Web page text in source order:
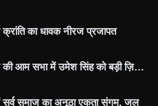
का धावक नीरज प्रजापत
की आम सभा में उमेश सिंह को बड़ी ज़ि…
सर्व समाज का अनूठा एकता संगम, जल